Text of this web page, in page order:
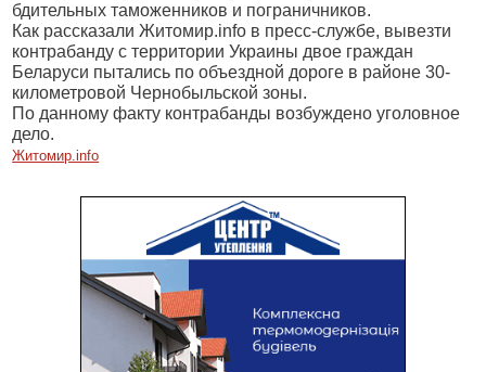
бдительных таможенников и пограничников.
Как рассказали Житомир.info в пресс-службе, вывезти
контрабанду с территории Украины двое граждан
Беларуси пытались по объездной дороге в районе 30-
километровой Чернобыльской зоны.
По данному факту контрабанды возбуждено уголовное
дело.
Житомир.info